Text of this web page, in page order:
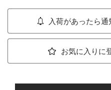
入荷があったら通
お気に入りに